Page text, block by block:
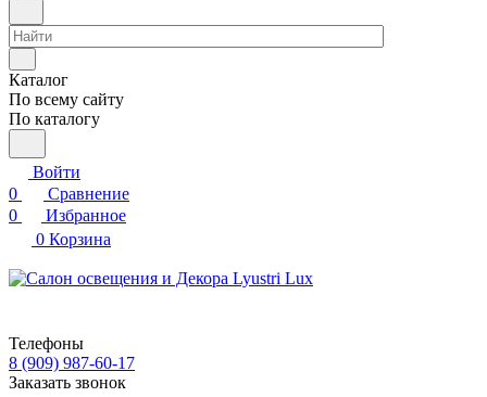
Каталог
По всему сайту
По каталогу
Войти
0
Сравнение
0
Избранное
0 Корзина
Телефоны
8 (909) 987-60-17
Заказать звонок